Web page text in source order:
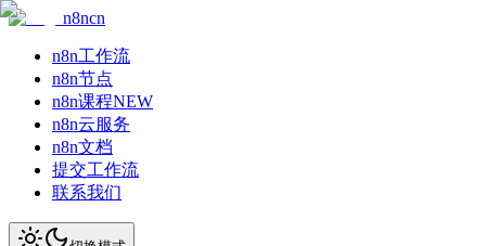
n8ncn
n8n工作流
n8n节点
n8n课程NEW
n8n云服务
n8n文档
提交工作流
联系我们